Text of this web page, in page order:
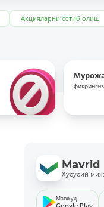
Акцияларни сотиб олиш
Mavrid
Хусусий
Мавжуд